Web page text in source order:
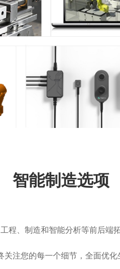
智能制造选项
程、制造和智能分析等前后端
关注您的每一个细节，全面优化